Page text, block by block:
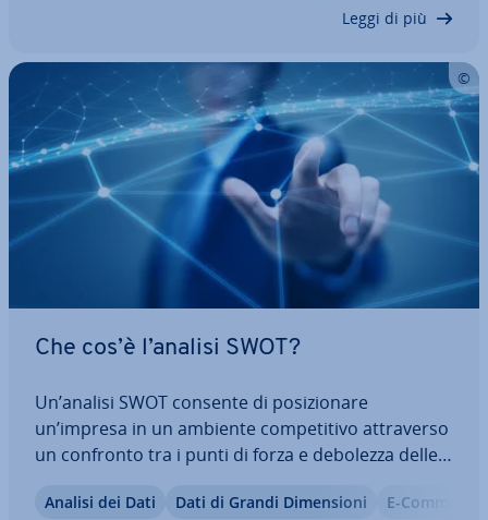
Leggi di più
Che cos’è l’analisi SWOT?
Un’analisi SWOT consente di po­si­zio­na­re
un’impresa in un ambiente com­pe­ti­ti­vo at­tra­ver­so
un confronto tra i punti di forza e debolezza delle
dei rischi esterni all’azienda. Lo scopo di tale
Analisi dei Dati Dati di Grandi Di­men­sio­ni E-Commerce